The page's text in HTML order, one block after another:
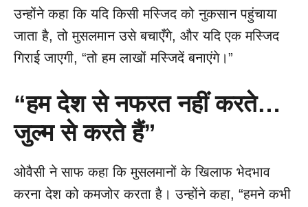
उन्होंने कहा कि यदि किसी मस्जिद को नुकसान पहुंचाया
जाता है, तो मुसलमान उसे बचाएँगे, और यदि एक मस्जिद
गिराई जाएगी, “तो हम लाखों मस्जिदें बनाएंगे।”
“हम देश से नफरत नहीं करते…
जुल्म से करते हैं”
ओवैसी ने साफ कहा कि मुसलमानों के खिलाफ भेदभाव
करना देश को कमजोर करता है। उन्होंने कहा, “हमने कभी